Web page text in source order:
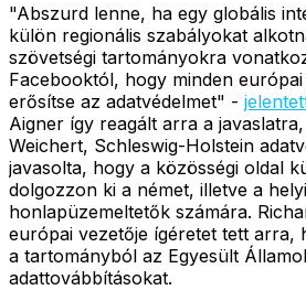
"Abszurd lenne, ha egy globális
külön regionális szabályokat
szövetségi tartományokra
Facebooktól, hogy minden
erősítse az adatvédelmet" -
Aigner így reagált arra a
Weichert, Schleswig-Holstein
javasolta, hogy a közösségi oldal
dolgozzon ki a német, illetve a
honlapüzemeltetők számára.
európai vezetője ígéretet tett arra,
a tartományból az Egyesült
adattovábbításokat.